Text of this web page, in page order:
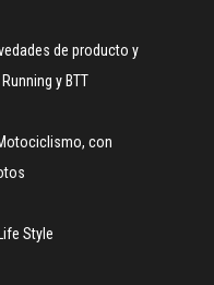
de producto y
y BTT
con
Style